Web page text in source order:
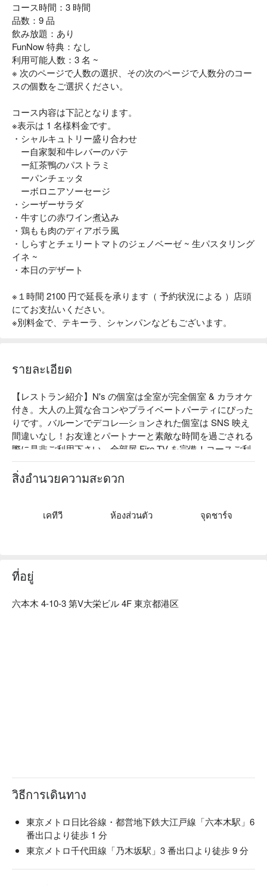
コース時間：3 時間
品数：9 品
飲み放題：あり
FunNow 特典：なし
利用可能人数：3 名 ~
※ 次のページで人数の選択、その次のページで人数分のコー
スの個数をご選択ください。
コース内容は下記となります。
※表示は 1 名様料金です。
・シャルキュトリー盛り合わせ
ー自家製和牛レバーのパテ
ー紅茶鴨のパストラミ
ーパンチェッタ
ーボロニアソーセージ
・シーザーサラダ
・牛すじの赤ワイン煮込み
・鶏もも肉のディアボラ風
・しらすとチェリートマトのジェノベーゼ ~ 生パスタリング
イネ ~
・本日のデザート
※１時間 2100 円で延長を承ります（ 予約状況による ）店頭
にてお支払いください。
※別料金で、テキーラ、シャンパンなどもございます。
รายละเอียด
【レストラン紹介】N's の個室は全室が完全個室 & カラオケ
付き。大人の上質な合コンやプライベートパーティにぴった
りです。バルーンでデコレ―ションされた個室は SNS 映え
間違いなし！お友達とパートナーと素敵な時間を過ごされる
際に是非ご利用下さい。全部屋 Fire TV を完備！コースご利
用のお客様にはリモコンのお貸出しも OK。
【看板メニュー】普通の飲み会では物足りない！そんな人に
すじのシチューや和牛もつ鍋など当店人気メニュー。オーガ
【店内雰囲気】バルーンやガーランドで可愛くデコレーショ
ンされたカラオケ付き個室で素敵な誕生日を過ごせるプラン
いただけること間違いなし ♪
สิ่งอำนวยความสะดวก
เคทีวี ห้องส่วนตัว จุดชาร์จ
ที่อยู่
六本木 4-10-3 第V大栄ビル 4F 東京都港区
วิธีการเดินทาง
東京メトロ日比谷線・都営地下鉄大江戸線「六本木駅」6
番出口より徒歩 1 分
東京メトロ千代田線「乃木坂駅」3 番出口より徒歩 9 分